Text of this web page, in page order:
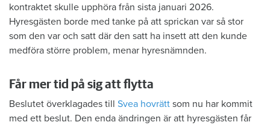
kontraktet skulle upphöra från sista januari 2026.
Hyresgästen borde med tanke på att sprickan var så stor
som den var och satt där den satt ha insett att den kunde
medföra större problem, menar hyresnämnden.
Får mer tid på sig att flytta
Beslutet överklagades till Svea hovrätt som nu har kommit
med ett beslut. Den enda ändringen är att hyresgästen får